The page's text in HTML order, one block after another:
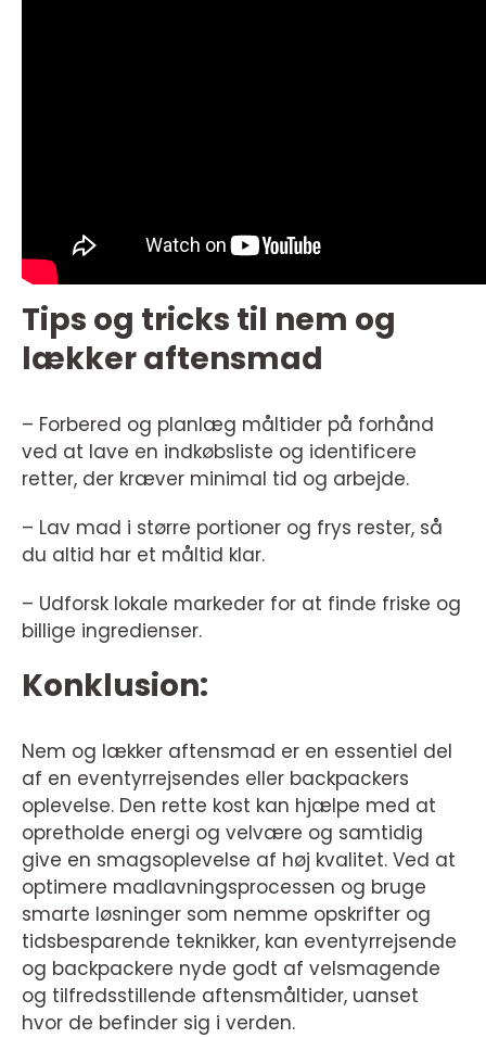
Tips og tricks til nem og
lækker aftensmad
– Forbered og planlæg måltider på forhånd
ved at lave en indkøbsliste og identificere
retter, der kræver minimal tid og arbejde.
– Lav mad i større portioner og frys rester, så
du altid har et måltid klar.
– Udforsk lokale markeder for at finde friske og
billige ingredienser.
Konklusion:
Nem og lækker aftensmad er en essentiel del
af en eventyrrejsendes eller backpackers
oplevelse. Den rette kost kan hjælpe med at
opretholde energi og velvære og samtidig
give en smagsoplevelse af høj kvalitet. Ved at
optimere madlavningsprocessen og bruge
smarte løsninger som nemme opskrifter og
tidsbesparende teknikker, kan eventyrrejsende
og backpackere nyde godt af velsmagende
og tilfredsstillende aftensmåltider, uanset
hvor de befinder sig i verden.